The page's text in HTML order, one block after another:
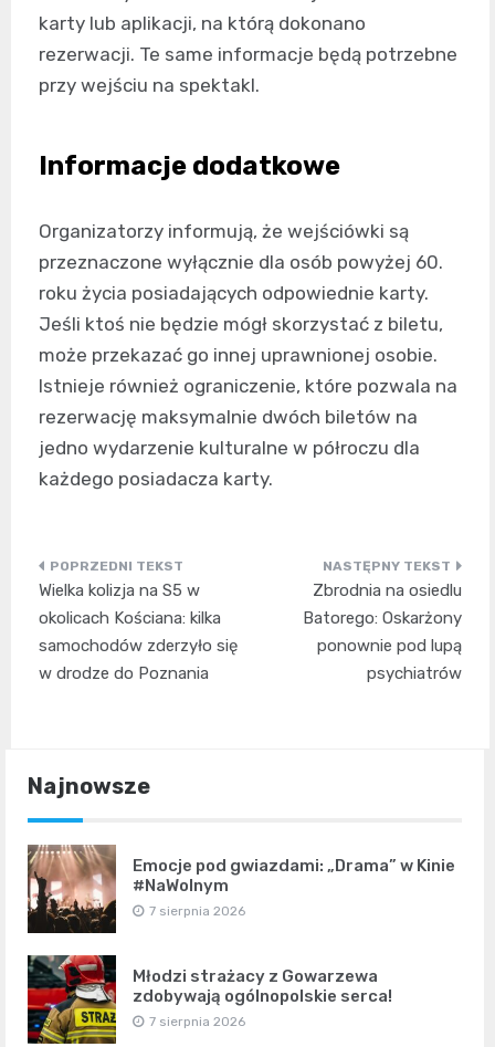
karty lub aplikacji, na którą dokonano
rezerwacji. Te same informacje będą potrzebne
przy wejściu na spektakl.
Informacje dodatkowe
Organizatorzy informują, że wejściówki są
przeznaczone wyłącznie dla osób powyżej 60.
roku życia posiadających odpowiednie karty.
Jeśli ktoś nie będzie mógł skorzystać z biletu,
może przekazać go innej uprawnionej osobie.
Istnieje również ograniczenie, które pozwala na
rezerwację maksymalnie dwóch biletów na
jedno wydarzenie kulturalne w półroczu dla
każdego posiadacza karty.
Nawigacja
wpisu
Wielka kolizja na S5 w
okolicach Kościana: kilka
samochodów zderzyło się
w drodze do Poznania
Zbrodnia na osiedlu
Batorego: Oskarżony
ponownie pod lupą
psychiatrów
Najnowsze
Emocje pod gwiazdami: „Drama” w Kinie
#NaWolnym
7 sierpnia 2026
Młodzi strażacy z Gowarzewa
zdobywają ogólnopolskie serca!
7 sierpnia 2026